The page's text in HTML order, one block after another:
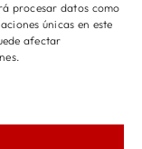
procesar datos como
únicas en este
afectar